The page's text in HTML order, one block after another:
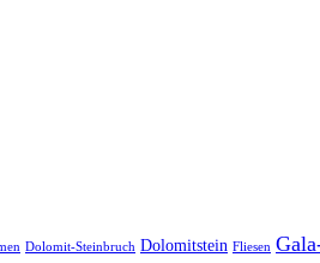
Dolomit-Steinbruch Dolomitstein Fliesen